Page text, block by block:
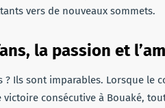
vers de nouveaux sommets.
la passion et
? Ils sont imparables. Lorsque le
victoire consécutive à Bouaké,